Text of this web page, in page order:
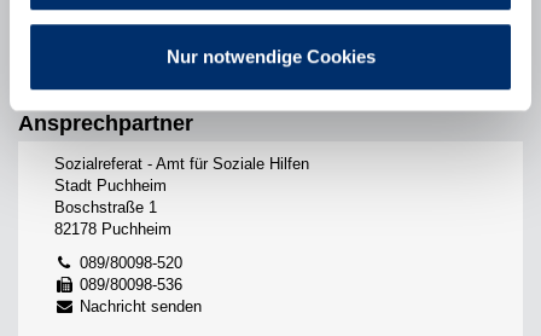
Nur notwendige Cookies
Dienstag7.30 Uhr bis 12 Uhr und 14 Uhr bis 16 Uhr
7.30 Uhr bis 12 Uhr
Ansprechpartner
Sozialreferat - Amt für Soziale Hilfen
Stadt Puchheim
Boschstraße 1
82178 Puchheim
089/80098-520
089/80098-536
Nachricht senden